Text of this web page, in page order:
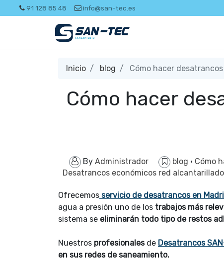
91 128 85 48 info@san-tec.es
Inicio blog Cómo hacer
Cómo hacer
By Administrador blog · Cómo
Desatrancos económicos red alcantarillado
Ofrecemos servicio de desatrancos en
agua a presión uno de los trabajos más
sistema se eliminarán todo tipo de restos
Nuestros profesionalesde Desatrancos
en sus redes de saneamiento.